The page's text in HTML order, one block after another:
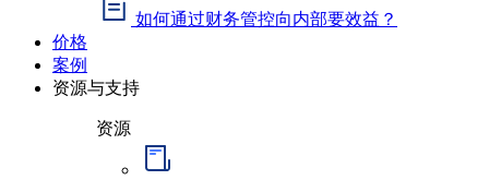
如何通过财务管控向内部要效益？
价格
案例
资源与支持
资源